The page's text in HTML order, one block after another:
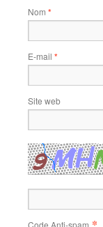
Nom *
E-mail *
Site web
Code Anti-spam